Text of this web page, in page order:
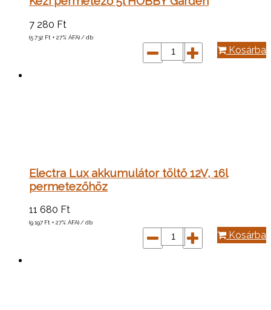
7 280 Ft
(5 732 Ft + 27% ÁFA) / db
Kosárba
Electra Lux akkumulátor töltő 12V, 16l
permetezőhöz
11 680 Ft
(9 197 Ft + 27% ÁFA) / db
Kosárba